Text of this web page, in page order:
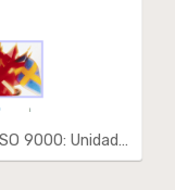
9000: Unidad…